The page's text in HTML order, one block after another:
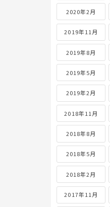
2020年2月
2019年11月
2019年8月
2019年5月
2019年2月
2018年11月
2018年8月
2018年5月
2018年2月
2017年11月